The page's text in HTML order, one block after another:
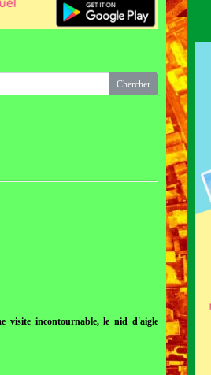
visite incontournable, le nid d'aigle